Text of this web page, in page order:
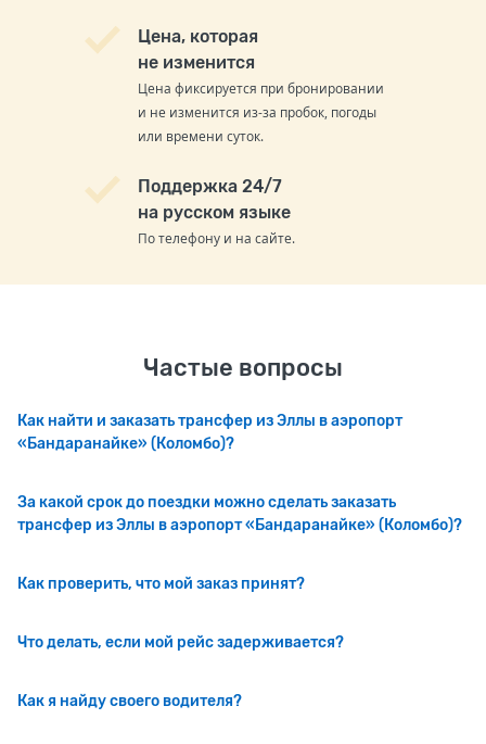
Цена, которая
не изменится
Цена фиксируется при бронировании
и не изменится из-за пробок, погоды
или времени суток.
Поддержка 24/7
на русском языке
По телефону и на сайте.
Частые вопросы
Как найти и заказать трансфер из Эллы в аэропорт
«Бандаранайке» (Коломбо)?
За какой срок до поездки можно сделать заказать
трансфер из Эллы в аэропорт «Бандаранайке» (Коломбо)?
Как проверить, что мой заказ принят?
Что делать, если мой рейс задерживается?
Как я найду своего водителя?